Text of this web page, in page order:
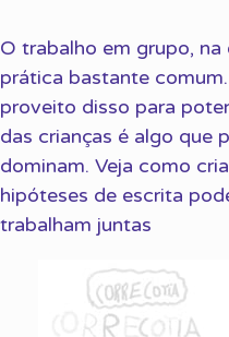
O trabalho em grupo,
prática bastante
proveito disso para
das crianças é algo que
dominam. Veja como
hipóteses de escrita
trabalham juntas